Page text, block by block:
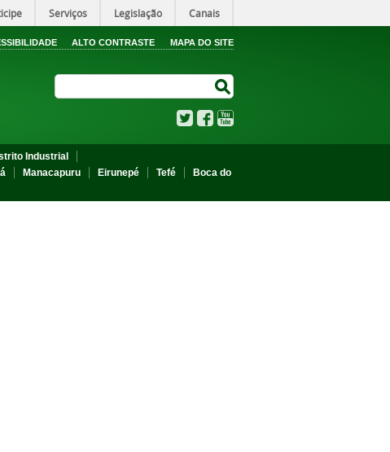
Serviços Legislação Canais
ALTO CONTRASTE MAPA DO SITE
TwitterFacebook
Industrial
Manacapuru Eirunepé Tefé
Boca do